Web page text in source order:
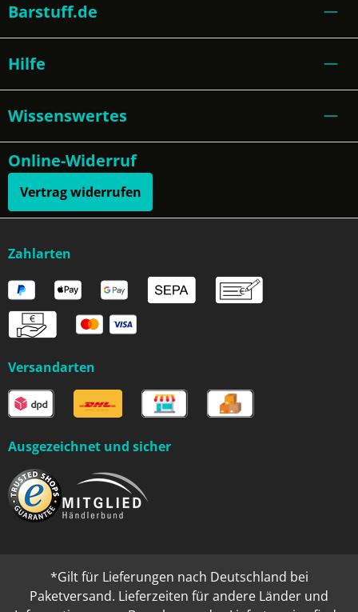
Barstuff.de
Hilfe
Wissenswertes
Online-Widerruf
Vertrag widerrufen
Zahlarten
Versandarten
Ausgezeichnet und sicher
*Gilt für Lieferungen nach Deutschland bei
Paketversand. Lieferzeiten für andere Länder und